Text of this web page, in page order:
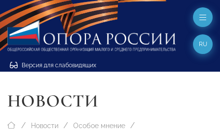
Версия для слабовидящих
RU
НОВОСТИ
Новости Особое мнение